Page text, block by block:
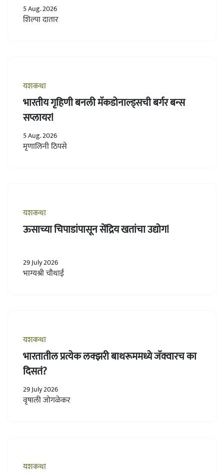
5 Aug. 2026
शिल्पा दातार
यशकथा
भारतीय गृहिणी बनली मॅकडोनाल्ड्सची बर्गर बन्स
सप्लायर!
5 Aug. 2026
मृणालिनी ठिपसे
यशकथा
ऊसाच्या चिपाडांपासून सेंद्रिय खतांचा उद्योग!
29 July 2026
भाग्यश्री चौथाई
यशकथा
भारतातील प्रत्येक लक्झरी बाथरूममध्ये जॅक्वारच का
दिसतं?
29 July 2026
वृषाली जोगळेकर
यशकथा